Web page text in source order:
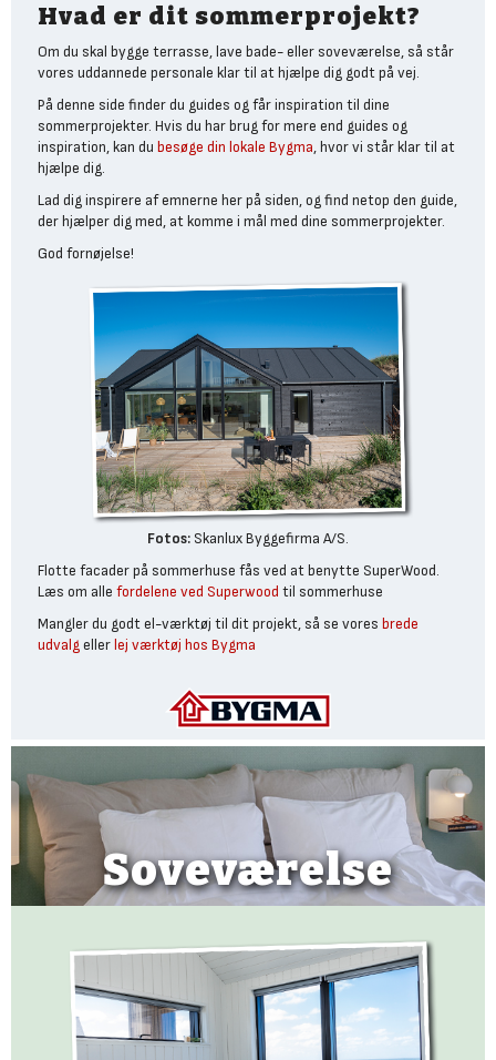
Hvad er dit sommerprojekt?
Om du skal bygge terrasse, lave bade- eller soveværelse, så står
vores uddannede personale klar til at hjælpe dig godt på vej.
På denne side finder du guides og får inspiration til dine
sommerprojekter. Hvis du har brug for mere end guides og
inspiration, kan du besøge din lokale Bygma, hvor vi står klar til at
hjælpe dig.
Lad dig inspirere af emnerne her på siden, og find netop den guide,
der hjælper dig med, at komme i mål med dine sommerprojekter.
God fornøjelse!
Fotos: Skanlux Byggefirma A/S.
Flotte facader på sommerhuse fås ved at benytte SuperWood.
Læs om alle fordelene ved Superwood til sommerhuse
Mangler du godt el-værktøj til dit projekt, så se vores brede
udvalgellerlej værktøj hos Bygma
Soveværelse